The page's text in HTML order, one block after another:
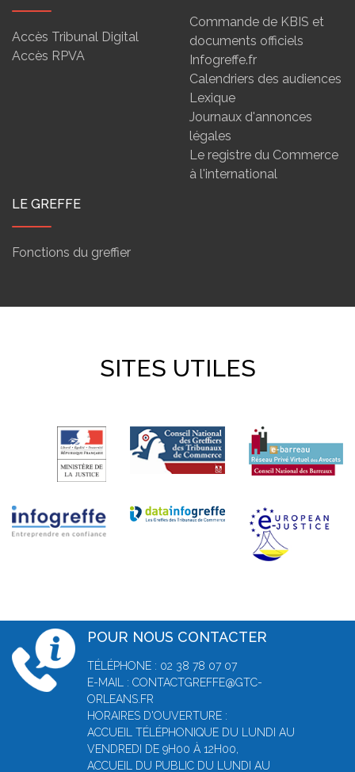
Accès Tribunal Digital
Accès RPVA
Commande de KBIS et
documents officiels
Infogreffe.fr
Calendriers des audiences
Lexique
Journaux d'annonces
légales
Le registre du Commerce
à l'international
LE GREFFE
Fonctions du greffier
SITES UTILES
POUR NOUS CONTACTER
TÉLÉPHONE : 02 38 78 07 07
E-MAIL : CONTACTGREFFE@GTC-
ORLEANS.FR
HORAIRES D'OUVERTURE :
ACCUEIL TÉLÉPHONIQUE DU LUNDI AU
VENDREDI DE 9H00 À 12H00,
ACCUEIL DU PUBLIC DU LUNDI AU